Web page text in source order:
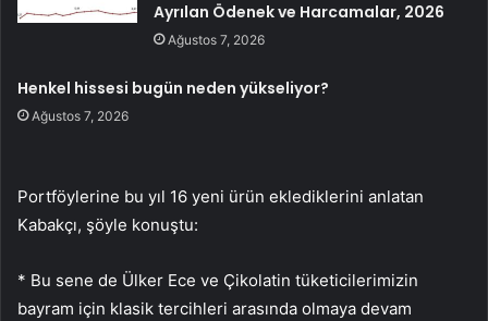
Ayrılan Ödenek ve Harcamalar, 2026
Ağustos 7, 2026
Henkel hissesi bugün neden yükseliyor?
Ağustos 7, 2026
Portföylerine bu yıl 16 yeni ürün eklediklerini anlatan
Kabakçı, şöyle konuştu:
* Bu sene de Ülker Ece ve Çikolatin tüketicilerimizin
bayram için klasik tercihleri arasında olmaya devam